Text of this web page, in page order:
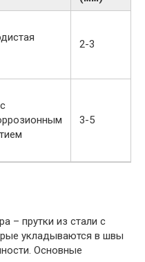
2-3
3-5
– прутки из стали с
укладываются в швы
Основные